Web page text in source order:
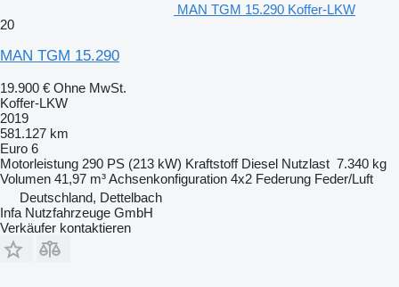
MAN TGM 15.290 Koffer-LKW
20
MAN TGM 15.290
19.900 € Ohne MwSt.
Koffer-LKW
2019
581.127 km
Euro 6
Motorleistung 290 PS (213 kW) Kraftstoff Diesel Nutzlast 7.340 kg
Volumen 41,97 m³Achsenkonfiguration 4x2 Federung Feder/Luft
Deutschland, Dettelbach
Infa Nutzfahrzeuge GmbH
Verkäufer kontaktieren